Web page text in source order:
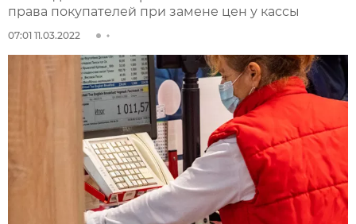
права покупателей при замене цен у кассы
07:01 11.03.2022